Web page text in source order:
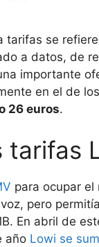
tarifas se
a datos, de
importante
en el de
26 euros.
tarifas
para ocupar
pero
En abril de
año Lowi se